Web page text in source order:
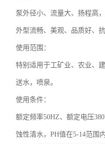
泵外径小、流量大、扬程高
外型流畅、美观、品质好、
使用范围：
特别适用于工矿业、农业、
送水，喷泉。
使用条件：
额定频率50HZ、额定电压
蚀性清水，PH值在5-14范围